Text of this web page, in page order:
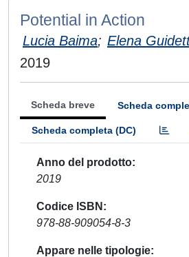
Potential in Action
Lucia Baima; Elena
2019
Scheda breve Scheda
Scheda completa (DC)
Anno del prodotto
2019
Codice ISBN
978-88-909054-8-3
Appare nelle tipologie